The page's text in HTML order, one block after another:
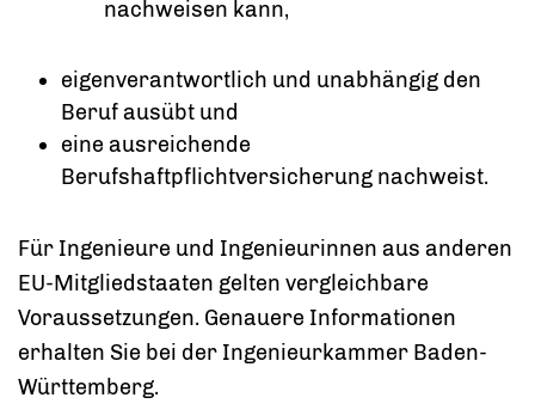
nachweisen kann,
eigenverantwortlich und unabhängig den
Beruf ausübt und
eine ausreichende
Berufshaftpflichtversicherung nachweist.
Für Ingenieure und Ingenieurinnen aus anderen
EU-Mitgliedstaaten gelten vergleichbare
Voraussetzungen. Genauere Informationen
erhalten Sie bei der Ingenieurkammer Baden-
Württemberg.